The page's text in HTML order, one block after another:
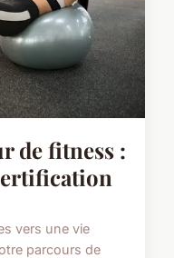
de fitness :
vers une vie
parcours de